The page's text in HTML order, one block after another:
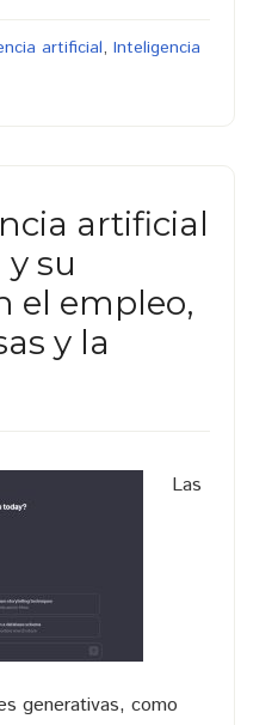
artificial, Inteligencia
artificial
su
el empleo,
y la
Las
generativas, como